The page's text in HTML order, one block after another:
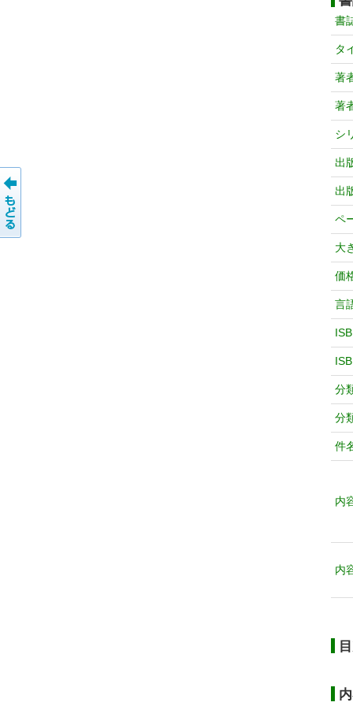
書
タ
著
著
シ
出
出
ペ
大
価
言
分
分
件
内
内